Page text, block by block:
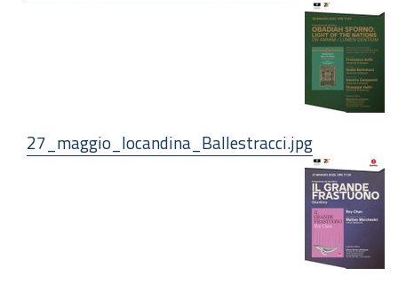
27_maggio_locandina_Ballestracci.jpg